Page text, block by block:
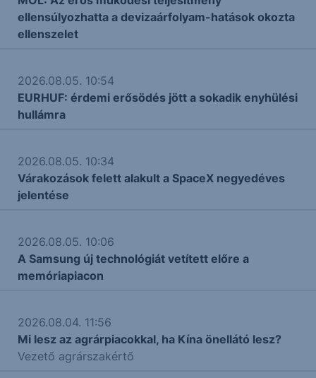
ellensúlyozhatta a devizaárfolyam-hatások okozta
ellenszelet
2026.08.05. 10:54
EURHUF: érdemi erősödés jött a sokadik enyhülési
hullámra
2026.08.05. 10:34
Várakozások felett alakult a SpaceX negyedéves
jelentése
2026.08.05. 10:06
A Samsung új technológiát vetített előre a
memóriapiacon
2026.08.04. 11:56
Mi lesz az agrárpiacokkal, ha Kína önellátó lesz?
Vezető agrárszakértő